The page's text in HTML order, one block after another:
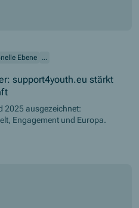
Ebene ...
support4youth.eu stärkt
2025 ausgezeichnet:
Engagement und Europa.